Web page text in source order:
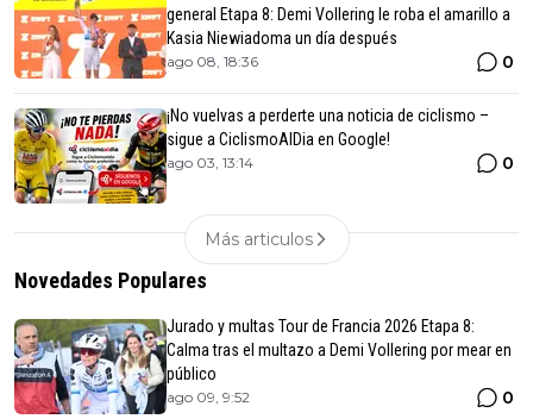
general Etapa 8: Demi Vollering le roba el amarillo a
Kasia Niewiadoma un día después
ago 08, 18:36 0
¡No vuelvas a perderte una noticia de ciclismo –
sigue a CiclismoAlDia en Google!
ago 03, 13:14 0
Más articulos
Novedades Populares
Jurado y multas Tour de Francia 2026 Etapa 8:
Calma tras el multazo a Demi Vollering por mear en
público
ago 09, 9:52 0